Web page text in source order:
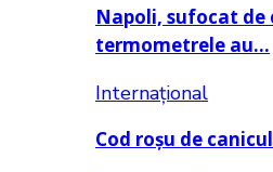
Napoli, sufocat de
termometrele au…
Internațional
Cod roșu de